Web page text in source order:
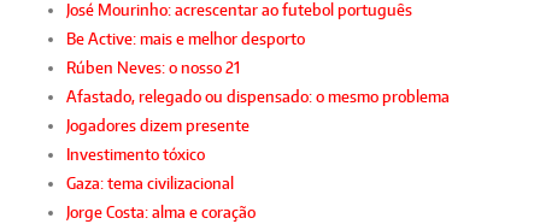
José Mourinho: acrescentar ao futebol português
Be Active: mais e melhor desporto
Rúben Neves: o nosso 21
Afastado, relegado ou dispensado: o mesmo problema
Jogadores dizem presente
Investimento tóxico
Gaza: tema civilizacional
Jorge Costa: alma e coração